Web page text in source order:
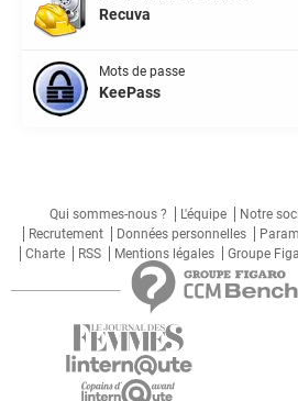
Recuva
Mots de passe
KeePass
Qui sommes-nous ? L'équipe Notre
Recrutement
Données personnelles
Charte
RSS Mentions légales Groupe